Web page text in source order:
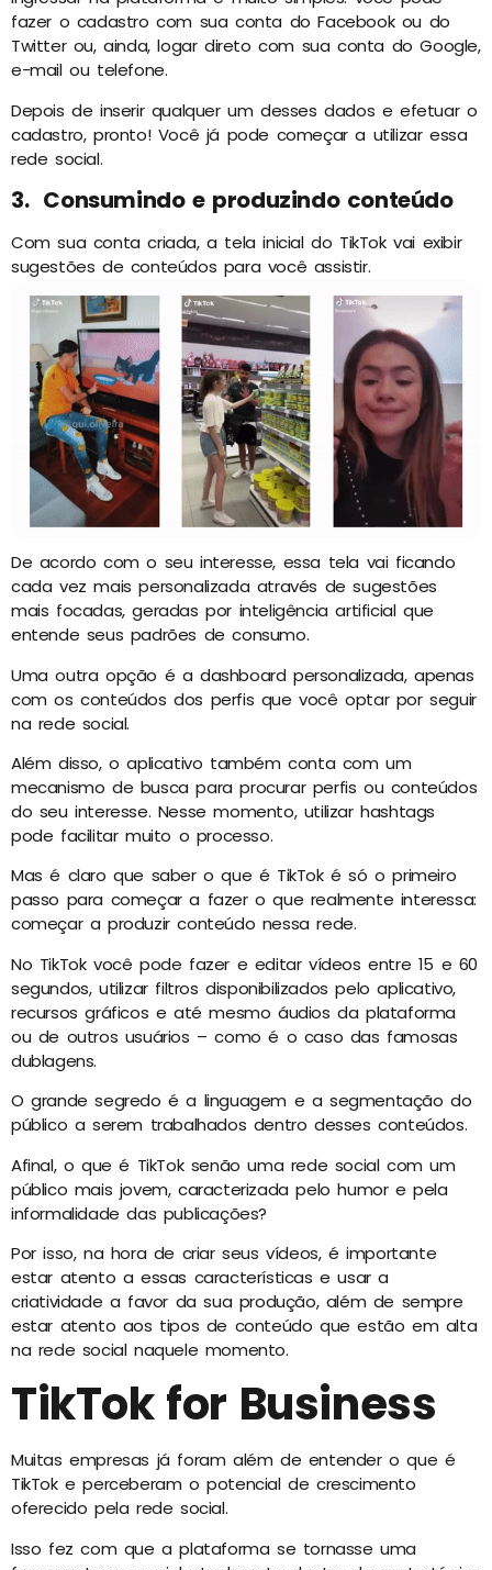
fazer o cadastro com sua conta do Facebook ou do
Twitter ou, ainda, logar direto com sua conta do Google,
e-mail ou telefone.
Depois de inserir qualquer um desses dados e efetuar o
cadastro, pronto! Você já pode começar a utilizar essa
rede social.
3. Consumindo e produzindo conteúdo
Com sua conta criada, a tela inicial do TikTok vai exibir
sugestões de conteúdos para você assistir.
De acordo com o seu interesse, essa tela vai ficando
cada vez mais personalizada através de sugestões
mais focadas, geradas por inteligência artificial que
entende seus padrões de consumo.
Uma outra opção é a dashboard personalizada, apenas
com os conteúdos dos perfis que você optar por seguir
na rede social.
Além disso, o aplicativo também conta com um
mecanismo de busca para procurar perfis ou conteúdos
do seu interesse. Nesse momento, utilizar hashtags
pode facilitar muito o processo.
Mas é claro que saber o que é TikTok é só o primeiro
passo para começar a fazer o que realmente interessa:
começar a produzir conteúdo nessa rede.
No TikTok você pode fazer e editar vídeos entre 15 e 60
segundos, utilizar filtros disponibilizados pelo aplicativo,
recursos gráficos e até mesmo áudios da plataforma
ou de outros usuários – como é o caso das famosas
dublagens.
O grande segredo é a linguagem e a segmentação do
público a serem trabalhados dentro desses conteúdos.
Afinal, o que é TikTok senão uma rede social com um
público mais jovem, caracterizada pelo humor e pela
informalidade das publicações?
Por isso, na hora de criar seus vídeos, é importante
estar atento a essas características e usar a
criatividade a favor da sua produção, além de sempre
estar atento aos tipos de conteúdo que estão em alta
na rede social naquele momento.
TikTok for Business
Muitas empresas já foram além de entender o que é
TikTok e perceberam o potencial de crescimento
oferecido pela rede social.
Isso fez com que a plataforma se tornasse uma